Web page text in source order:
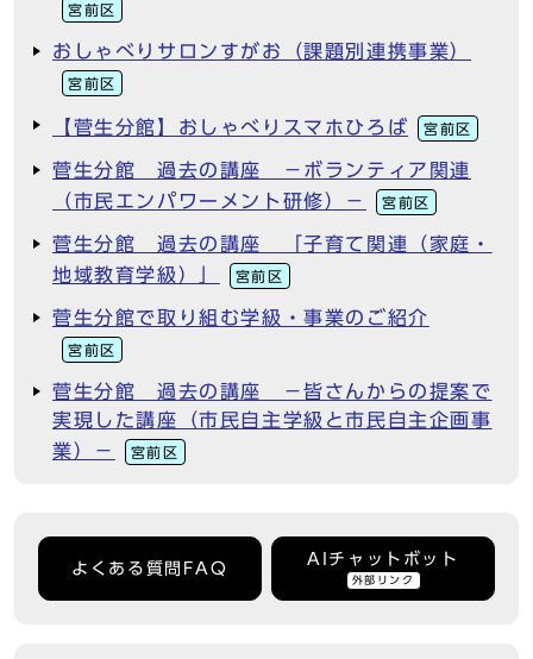
宮前区
おしゃべりサロンすがお（課題別連携事業）
宮前区
【菅生分館】おしゃべりスマホひろば 宮前区
菅生分館 過去の講座 －ボランティア関連
（市民エンパワーメント研修）－
宮前区
菅生分館 過去の講座 「子育て関連（家庭・
地域教育学級）」
宮前区
菅生分館で取り組む学級・事業のご紹介
宮前区
菅生分館 過去の講座 －皆さんからの提案で
実現した講座（市民自主学級と市民自主企画事
業）－
宮前区
よくある質問FAQ
AIチャットボット
外部リンク